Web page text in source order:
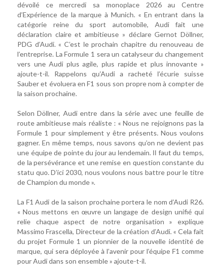
dévoilé ce mercredi sa monoplace 2026 au Centre
d’Expérience de la marque à Munich. « En entrant dans la
catégorie reine du sport automobile, Audi fait une
déclaration claire et ambitieuse » déclare Gernot Döllner,
PDG d’Audi. « C’est le prochain chapitre du renouveau de
l’entreprise. La Formule 1 sera un catalyseur du changement
vers une Audi plus agile, plus rapide et plus innovante »
ajoute-t-il. Rappelons qu’Audi a racheté l’écurie suisse
Sauber et évoluera en F1 sous son propre nom à compter de
la saison prochaine.
Selon Döllner, Audi entre dans la série avec une feuille de
route ambitieuse mais réaliste : « Nous ne rejoignons pas la
Formule 1 pour simplement y être présents. Nous voulons
gagner. En même temps, nous savons qu’on ne devient pas
une équipe de pointe du jour au lendemain. Il faut du temps,
de la persévérance et une remise en question constante du
statu quo. D’ici 2030, nous voulons nous battre pour le titre
de Champion du monde ».
La F1 Audi de la saison prochaine portera le nom d’Audi R26.
« Nous mettons en œuvre un langage de design unifié qui
relie chaque aspect de notre organisation » explique
Massimo Frascella, Directeur de la création d’Audi. « Cela fait
du projet Formule 1 un pionnier de la nouvelle identité de
marque, qui sera déployée à l’avenir pour l’équipe F1 comme
pour Audi dans son ensemble » ajoute-t-il.